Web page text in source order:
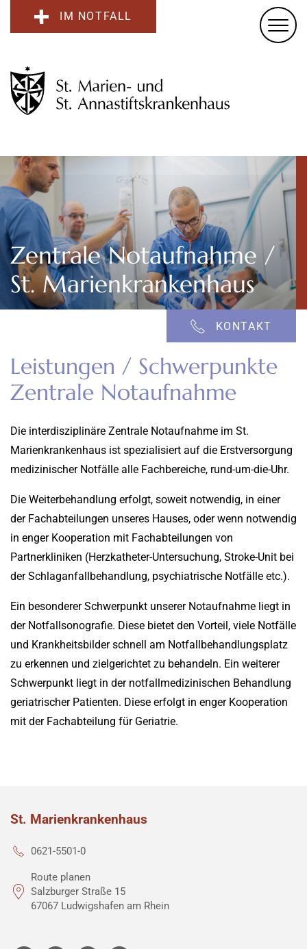
IM NOTFALL
Zentrale Notaufnahme /
St. Marienkrankenhaus
KONTAKT
Leistungen / Schwerpunkte
Zentrale Notaufnahme
Die interdisziplinäre Zentrale Notaufnahme im St.
Marienkrankenhaus ist spezialisiert auf die Erstversorgung
medizinischer Notfälle alle Fachbereiche, rund-um-die-Uhr.
Die Weiterbehandlung erfolgt, soweit notwendig, in einer
der Fachabteilungen unseres Hauses, oder wenn notwendig
in enger Kooperation mit Fachabteilungen von
Partnerkliniken (Herzkatheter-Untersuchung, Stroke-Unit bei
der Schlaganfallbehandlung, psychiatrische Notfälle etc.).
Ein besonderer Schwerpunkt unserer Notaufnahme liegt in
der Notfallsonografie. Diese bietet den Vorteil, viele Notfälle
und Krankheitsbilder schnell am Notfallbehandlungsplatz
zu erkennen und zielgerichtet zu behandeln. Ein weiterer
Schwerpunkt liegt in der notfallmedizinischen Behandlung
geriatrischer Patienten. Diese erfolgt in enger Kooperation
mit der Fachabteilung für Geriatrie.
St. Marienkrankenhaus
0621-5501-0
Route planen
Salzburger Straße 15
67067 Ludwigshafen am Rhein